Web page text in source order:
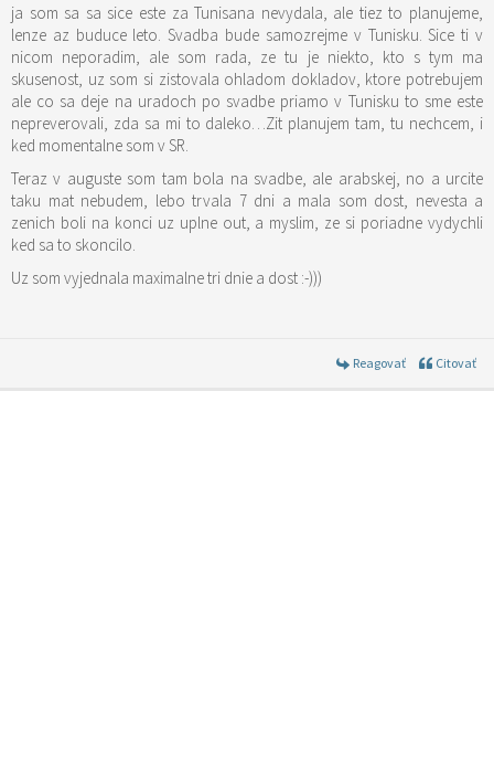
ja som sa sa sice este za Tunisana nevydala, ale tiez to planujeme,
lenze az buduce leto. Svadba bude samozrejme v Tunisku. Sice ti v
nicom neporadim, ale som rada, ze tu je niekto, kto s tym ma
skusenost, uz som si zistovala ohladom dokladov, ktore potrebujem
ale co sa deje na uradoch po svadbe priamo v Tunisku to sme este
nepreverovali, zda sa mi to daleko…Zit planujem tam, tu nechcem, i
ked momentalne som v SR.
Teraz v auguste som tam bola na svadbe, ale arabskej, no a urcite
taku mat nebudem, lebo trvala 7 dni a mala som dost, nevesta a
zenich boli na konci uz uplne out, a myslim, ze si poriadne vydychli
ked sa to skoncilo.
Uz som vyjednala maximalne tri dnie a dost :-)))
Reagovať Citovať